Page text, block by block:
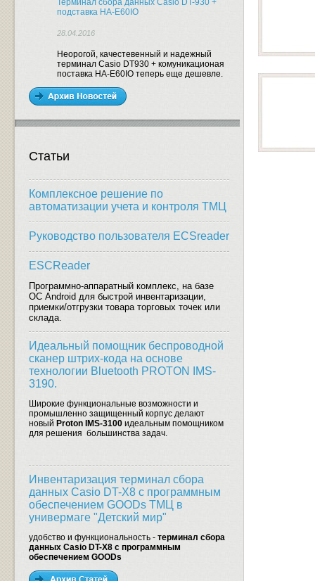
Терминал сбора данных Casio DT-930 +
подставка HA-E60IO
28.04.2016
Неорогой, качестевенный и надежный
терминал Casio DT930 + комуникационая
поставка HA-E60IO теперь еще дешевле.
Статьи
Комплексное решение по
автоматизации учета и контроля ТМЦ
Руководство пользователя ECSreader
ESCReader
Программно-аппаратный комплекс, на базе
ОС Android для быстрой инвентаризации,
приемки/отгрузки товара торговых точек или
склада.
Идеальный помощник беспроводной
сканер штрих-кода на основе
технологии Bluetooth PROTON IMS-
3190.
Широкие функциональные возможности и
промышленно защищенный корпус делают
новый Proton IMS-3100 идеальным помощником
для решения большинства задач.
Инвентаризация терминал сбора
данных Casio DT-X8 с программным
обеспечением GOODs ТМЦ в
универмаге "Детский мир"
удобство и функциональность - терминал сбора
данных Casio DT-X8 с программным
обеспечением GOODs